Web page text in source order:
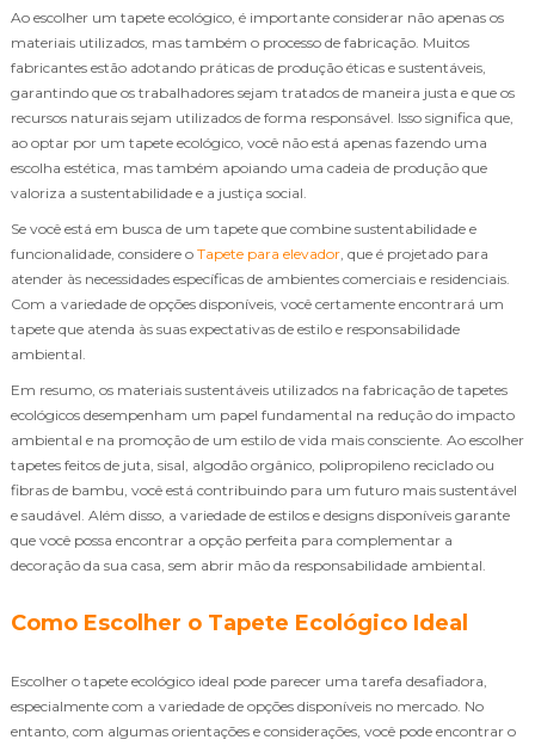
Ao escolher um tapete ecológico, é importante considerar não apenas os
materiais utilizados, mas também o processo de fabricação. Muitos
fabricantes estão adotando práticas de produção éticas e sustentáveis,
garantindo que os trabalhadores sejam tratados de maneira justa e que os
recursos naturais sejam utilizados de forma responsável. Isso significa que,
ao optar por um tapete ecológico, você não está apenas fazendo uma
escolha estética, mas também apoiando uma cadeia de produção que
valoriza a sustentabilidade e a justiça social.
Se você está em busca de um tapete que combine sustentabilidade e
funcionalidade, considere o Tapete para elevador, que é projetado para
atender às necessidades específicas de ambientes comerciais e residenciais.
Com a variedade de opções disponíveis, você certamente encontrará um
tapete que atenda às suas expectativas de estilo e responsabilidade
ambiental.
Em resumo, os materiais sustentáveis utilizados na fabricação de tapetes
ecológicos desempenham um papel fundamental na redução do impacto
ambiental e na promoção de um estilo de vida mais consciente. Ao escolher
tapetes feitos de juta, sisal, algodão orgânico, polipropileno reciclado ou
fibras de bambu, você está contribuindo para um futuro mais sustentável
e saudável. Além disso, a variedade de estilos e designs disponíveis garante
que você possa encontrar a opção perfeita para complementar a
decoração da sua casa, sem abrir mão da responsabilidade ambiental.
Como Escolher o Tapete Ecológico Ideal
Escolher o tapete ecológico ideal pode parecer uma tarefa desafiadora,
especialmente com a variedade de opções disponíveis no mercado. No
entanto, com algumas orientações e considerações, você pode encontrar o